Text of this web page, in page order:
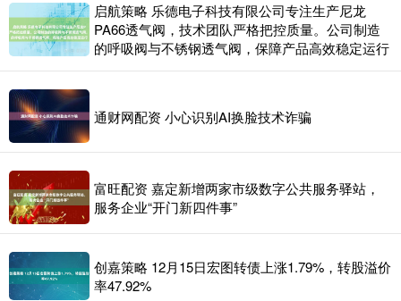
启航策略 乐德电子科技有限公司专注生产尼龙
PA66透气阀，技术团队严格把控质量。公司制造
的呼吸阀与不锈钢透气阀，保障产品高效稳定运行
通财网配资 小心识别AI换脸技术诈骗
富旺配资 嘉定新增两家市级数字公共服务驿站，
服务企业“开门新四件事”
创嘉策略 12月15日宏图转债上涨1.79%，转股溢价
率47.92%